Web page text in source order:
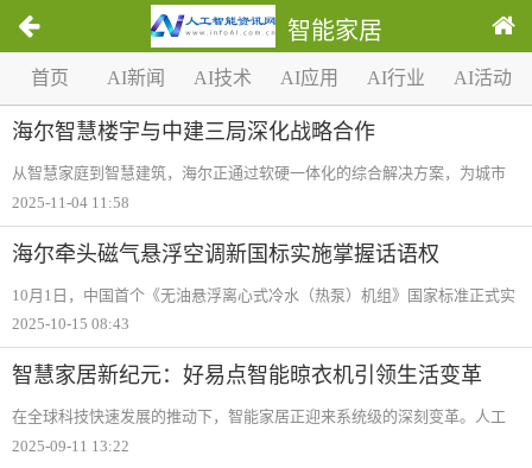
智能家居
首页 AI新闻 AI技术 AI应用 AI行业 AI活动
1/0
海尔智慧楼宇与中建三局深化战略合作
从智慧家庭到智慧建筑，海尔正通过软硬一体化的综合解决方案，为城市
居民提供一种新型的生活方式。10月31日，2025世界智能产业博览会在武
绿色低碳的智慧
2025-11-04 11:58
海尔牵头磁气悬浮空调新国标实施掌握话语权
10月1日，中国首个《无油悬浮离心式冷水（热泵）机组》国家标准正式实
施。这也标志着，磁气悬浮中央空调不再遵循传统水机标准，从试验方
展。而牵头这一标
2025-10-15 08:43
智慧家居新纪元：好易点智能晾衣机引领生活变革
在全球科技快速发展的推动下，智能家居正迎来系统级的深刻变革。人工
智能大模型、物联网和边缘计算的突破，使家居设备从单一自动化向全屋
2025-09-11 13:22